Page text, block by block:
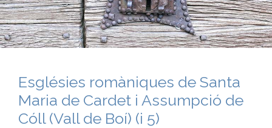
Esglésies romàniques de Santa
Maria de Cardet​ i Assumpció de
Cóll​ (Vall de Boí) (i 5)